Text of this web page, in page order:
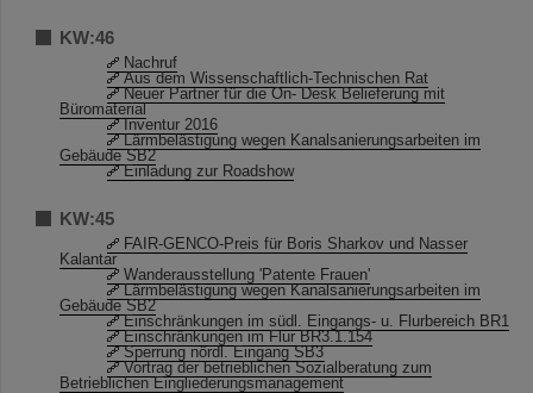
KW:46
Nachruf
Aus dem Wissenschaftlich-Technischen Rat
Neuer Partner für die On- Desk Belieferung mit
Büromaterial
Inventur 2016
Lärmbelästigung wegen Kanalsanierungsarbeiten im
Gebäude SB2
Einladung zur Roadshow
KW:45
FAIR-GENCO-Preis für Boris Sharkov und Nasser
Kalantar
Wanderausstellung 'Patente Frauen'
Lärmbelästigung wegen Kanalsanierungsarbeiten im
Gebäude SB2
Einschränkungen im südl. Eingangs- u. Flurbereich BR1
Einschränkungen im Flur BR3.1.154
Sperrung nördl. Eingang SB3
Vortrag der betrieblichen Sozialberatung zum
Betrieblichen Eingliederungsmanagement